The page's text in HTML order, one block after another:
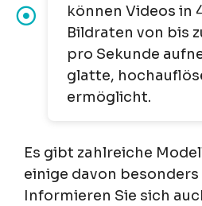
können Videos in
Bildraten von bis
pro Sekunde
glatte,
ermöglicht.
Es gibt zahlreiche
einige davon
Informieren Sie sich